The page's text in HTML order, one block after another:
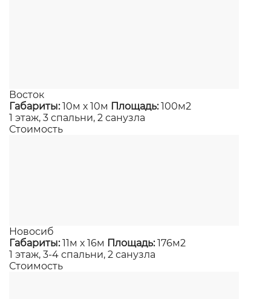
Восток
Габариты:10м х 10м Площадь:100м2
1 этаж, 3 спальни, 2 санузла
Стоимость
Новосиб
Габариты:11м х 16м Площадь:176м2
1 этаж, 3-4 спальни, 2 санузла
Стоимость